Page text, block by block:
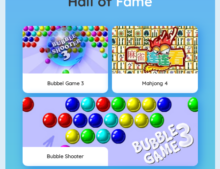
Bubbel Game 3 Mahjong 4
Bubble Shooter